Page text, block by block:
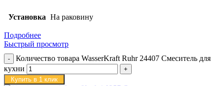
Установка На раковину
Подробнее
Быстрый просмотр
Количество товара WasserKraft Ruhr 24407 Смеситель для
кухни
Купить в 1 клик